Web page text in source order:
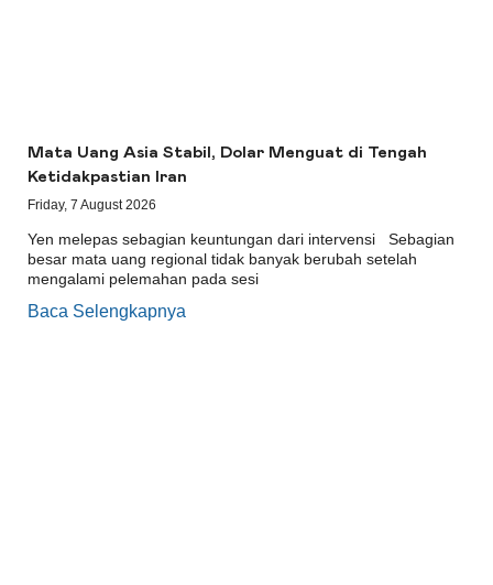
Mata Uang Asia Stabil, Dolar Menguat di Tengah
Ketidakpastian Iran
Friday, 7 August 2026
Yen melepas sebagian keuntungan dari intervensi Sebagian
besar mata uang regional tidak banyak berubah setelah
mengalami pelemahan pada sesi
Baca Selengkapnya